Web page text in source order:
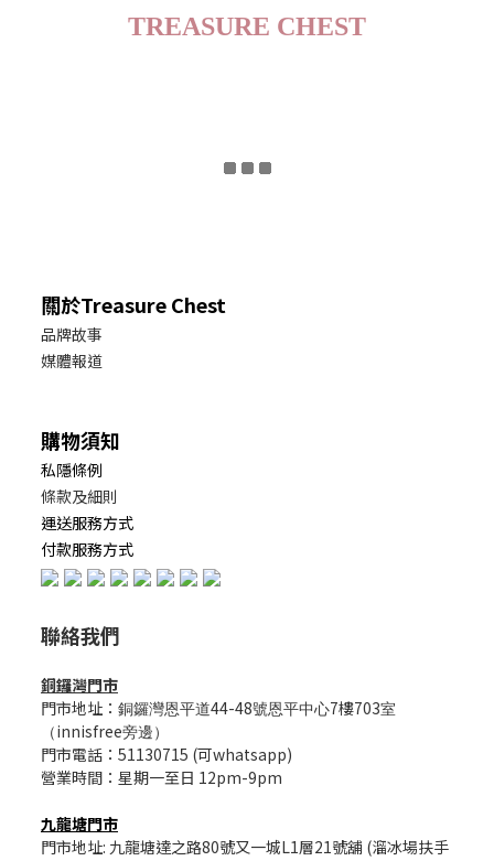
TREASURE CHEST
關於Treasure Chest
品牌故事
媒體報道
購物須知
私隱條例
條款及細則
運送服務方式
付款服務方式
聯絡我們
銅鑼灣門市
門市地址： 銅鑼灣恩平道44-48號恩平中心7樓703室
（ innisfree旁邊）
門市電話：51130715 (可whatsapp)
營業時間：星期一至日 12pm-9pm
九龍塘門市
門市地址: 九龍塘達之路80號又一城L1層21號舖 (溜冰場扶手